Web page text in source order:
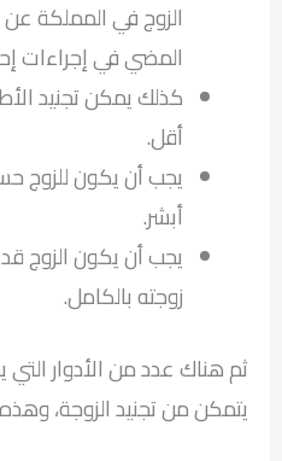
المضي في إجراءات
أقل.
يجب أن يكون للزوج
أبشر.
يجب أن يكون الزوج
زوجته بالكامل.
ثم هناك عدد من الأدوار
يتمكن من تجنيد الزوجة،